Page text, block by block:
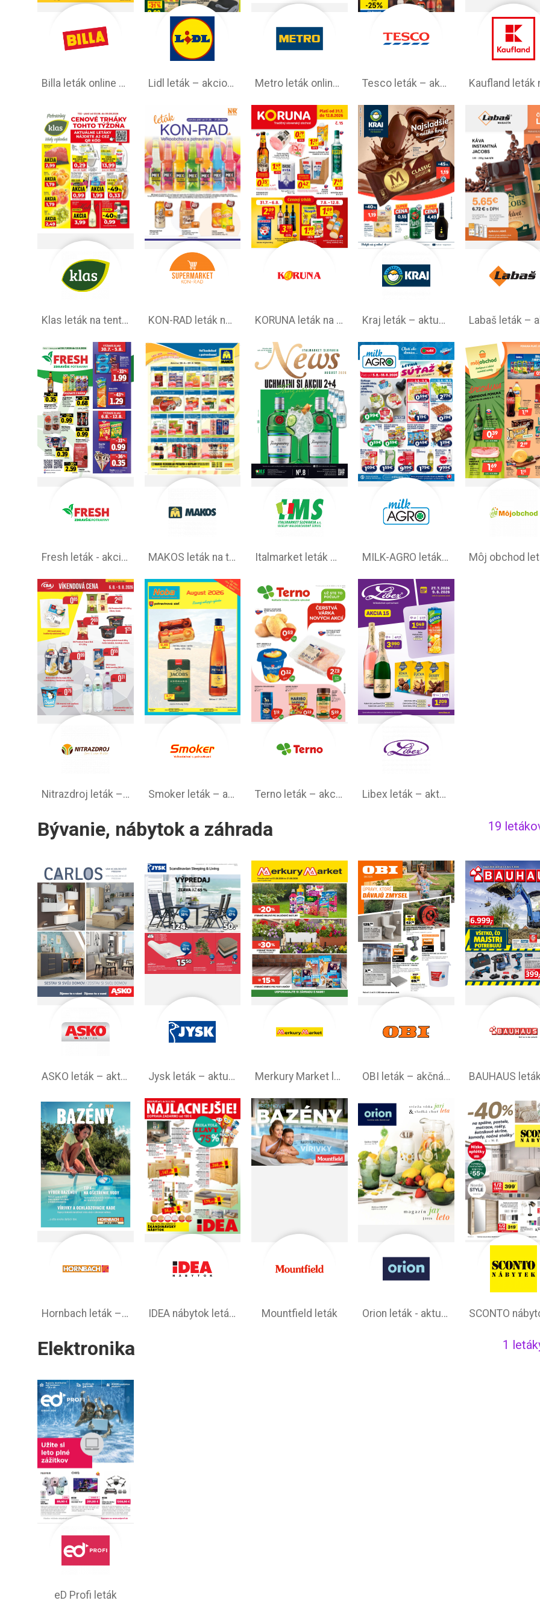
Billa leták online –⁠ aktuálny od stredy Lidl leták –⁠ akciová ponuka Metro leták online –⁠ aktuálna ponuka Tesco leták – akciová ponuka
Klas leták na tento týždeň KON-RAD leták na tento týždeň KORUNA leták na tento týždeň Kraj leták – aktuálna ponuka
Fresh leták - akciová ponuka MAKOS leták na tento týždeň Italmarket leták –⁠ akciová ponuka MILK-AGRO leták –⁠ akciová ponuka
Nitrazdroj leták –⁠ akciová ponuka Smoker leták – akčná ponuka Terno leták – akciová ponuka Libex leták –⁠ aktuálny týždeň
Bývanie, nábytok a záhrada 19
ASKO leták – aktuálna ponuka Jysk leták – aktuálna ponuka Merkury Market leták –⁠ akciová ponuka OBI leták –⁠ akčná ponuka
Hornbach leták – aktuálna ponuka IDEA nábytok leták – akciová ponuka Mountfield leták Orion leták - aktuálna ponuka
Elektronika 1
eD Profi leták